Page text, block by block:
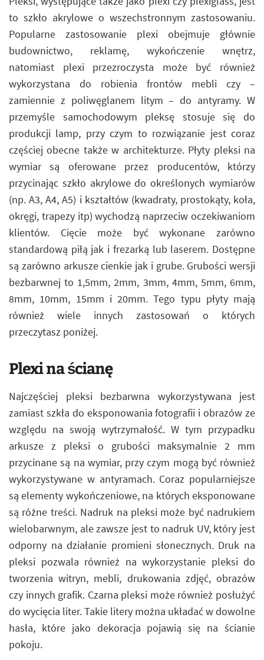
to szkło akrylowe o wszechstronnym zastosowaniu.
Popularne zastosowanie plexi obejmuje głównie
budownictwo, reklamę, wykończenie wnętrz,
natomiast plexi przezroczysta może być również
wykorzystana do robienia frontów mebli czy –
zamiennie z poliwęglanem litym – do antyramy. W
przemyśle samochodowym pleksę stosuje się do
produkcji lamp, przy czym to rozwiązanie jest coraz
częściej obecne także w architekturze. Płyty pleksi na
wymiar są oferowane przez producentów, którzy
przycinając szkło akrylowe do określonych wymiarów
(np. A3, A4, A5) i kształtów (kwadraty, prostokąty, koła,
okręgi, trapezy itp) wychodzą naprzeciw oczekiwaniom
klientów. Cięcie może być wykonane zarówno
standardową piłą jak i frezarką lub laserem. Dostępne
są zarówno arkusze cienkie jak i grube. Grubości wersji
bezbarwnej to 1,5mm, 2mm, 3mm, 4mm, 5mm, 6mm,
8mm, 10mm, 15mm i 20mm. Tego typu płyty mają
również wiele innych zastosowań o których
przeczytasz poniżej.
Plexi na ścianę
Najczęściej pleksi bezbarwna wykorzystywana jest
zamiast szkła do eksponowania fotografii i obrazów ze
względu na swoją wytrzymałość. W tym przypadku
arkusze z pleksi o grubości maksymalnie 2 mm
przycinane są na wymiar, przy czym mogą być również
wykorzystywane w antyramach. Coraz popularniejsze
są elementy wykończeniowe, na których eksponowane
są różne treści. Nadruk na pleksi może być nadrukiem
wielobarwnym, ale zawsze jest to nadruk UV, który jest
odporny na działanie promieni słonecznych. Druk na
pleksi pozwala również na wykorzystanie pleksi do
tworzenia witryn, mebli, drukowania zdjęć, obrazów
czy innych grafik. Czarna pleksi może również posłużyć
do wycięcia liter. Takie litery można układać w dowolne
hasła, które jako dekoracja pojawią się na ścianie
pokoju.